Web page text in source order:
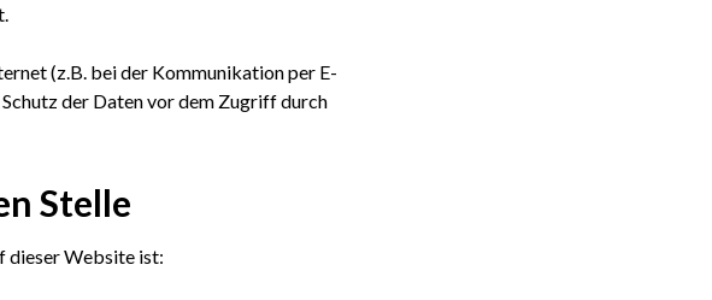
(z.B. bei der Kommunikation per E-
der Daten vor dem Zugriff durch
Stelle
dieser Website ist: